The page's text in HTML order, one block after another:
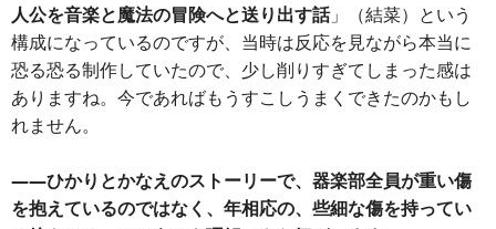
人公を音楽と魔法の冒険へと送り出す話」（結菜）という
構成になっているのですが、当時は反応を見ながら本当に
恐る恐る制作していたので、少し削りすぎてしまった感は
ありますね。今であればもうすこしうまくできたのかもし
れません。
――ひかりとかなえのストーリーで、器楽部全員が重い傷
を抱えているのではなく、年相応の、些細な傷を持ってい